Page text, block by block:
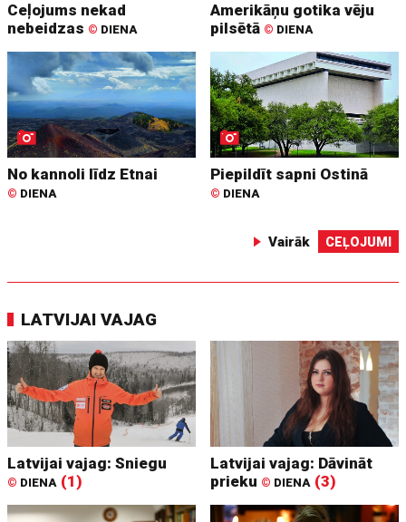
Ceļojums nekad
nebeidzas © DIENA
Amerikāņu gotika vēju
pilsētā © DIENA
No kannoli līdz Etnai
© DIENA
Piepildīt sapni Ostinā
© DIENA
Vairāk CEĻOJUMI
LATVIJAI VAJAG
Latvijai vajag: Sniegu
© DIENA (1)
Latvijai vajag: Dāvināt
prieku © DIENA (3)